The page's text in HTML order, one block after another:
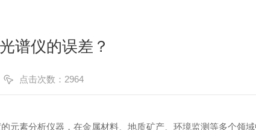
谱仪的误差？
点击次数：2964
素分析仪器，在金属材料、地质矿产、环境监测等多个领